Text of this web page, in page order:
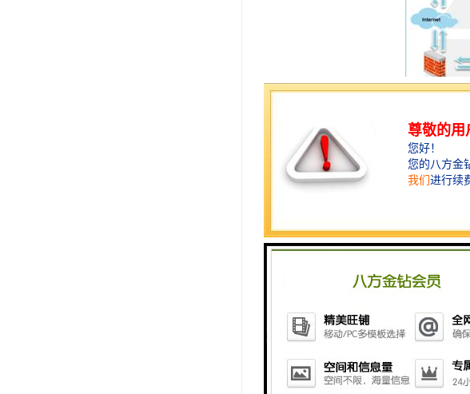
无线排队机系统：排队主机，窗
统，超值特卖。
无线排队系统包含：17寸竖屏液
盘，超稳定）、排队管理控制软